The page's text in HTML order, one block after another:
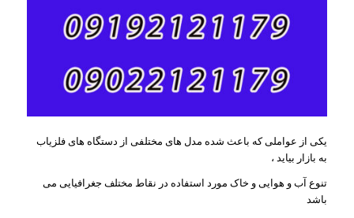
یکی از عواملی که باعث شده مدل های مختلفی از دستگاه های فلزیاب
به بازار بیاید ،
تنوع آب و هوایی و خاک مورد استفاده در نقاط مختلف جغرافیایی می
باشد